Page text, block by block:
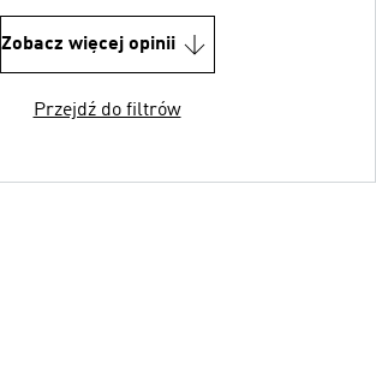
Zobacz więcej opinii
Przejdź do filtrów